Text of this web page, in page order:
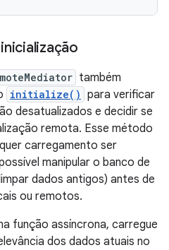
também
initialize() para verificar
desatualizados e decidir se
remota. Esse método
carregamento ser
manipular o banco de
dados antigos) antes de
ou remotos.
função assíncrona, carregue
dos dados atuais no